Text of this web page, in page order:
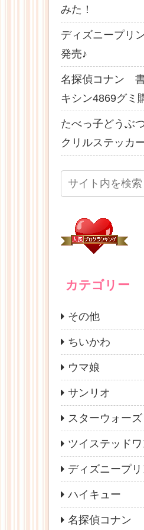
みた！
ディズニープリ
発売♪
名探偵コナン
キシン4869グミ
たべっ子どうぶ
クリルステッカ
カテゴリー
その他
ちいかわ
ウマ娘
サンリオ
スターウォーズ
ツイステッド
ディズニープ
ハイキュー
名探偵コナン